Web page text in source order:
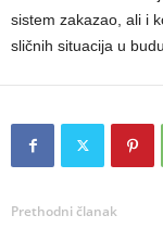
sistem zakazao, ali i
sličnih situacija u
Prethodni članak